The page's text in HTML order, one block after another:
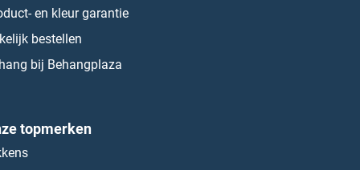
en kleur garantie
bestellen
bij Behangplaza
topmerken